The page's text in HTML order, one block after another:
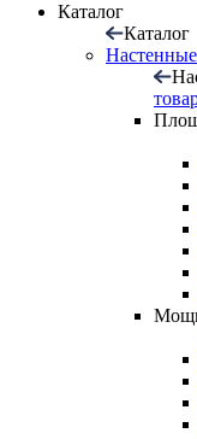
Каталог
Каталог